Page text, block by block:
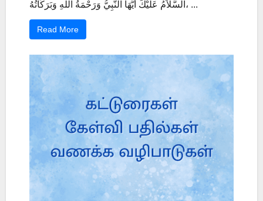
السَّلاَمُ عَلَيْكَ أَيُّهَا النَّبِيُّ وَرَحْمَةُ اللَّهِ وَبَرَكَاتُهُ، ...
Read More